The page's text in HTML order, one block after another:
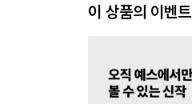
이 상품의 이벤트